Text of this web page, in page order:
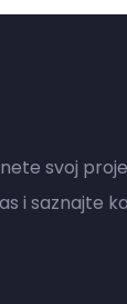
svoj
i saznajte